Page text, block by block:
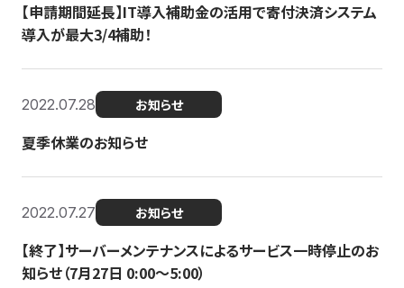
【申請期間延長】IT導入補助金の活用で寄付決済システム
導入が最大3/4補助！
2022.07.28 お知らせ
夏季休業のお知らせ
2022.07.27 お知らせ
【終了】サーバーメンテナンスによるサービス一時停止のお
知らせ（7月27日 0:00〜5:00）